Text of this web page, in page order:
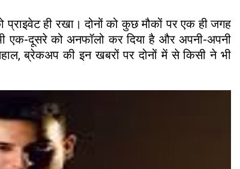
ही रखा। दोनों को कुछ मौकों पर एक ही जगह
एक-दूसरे को अनफॉलो कर दिया है और अपनी-अपनी
ब्रेकअप की इन खबरों पर दोनों में से किसी ने भी